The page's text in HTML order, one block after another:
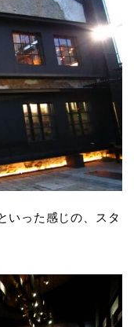
いった感じの、スタ